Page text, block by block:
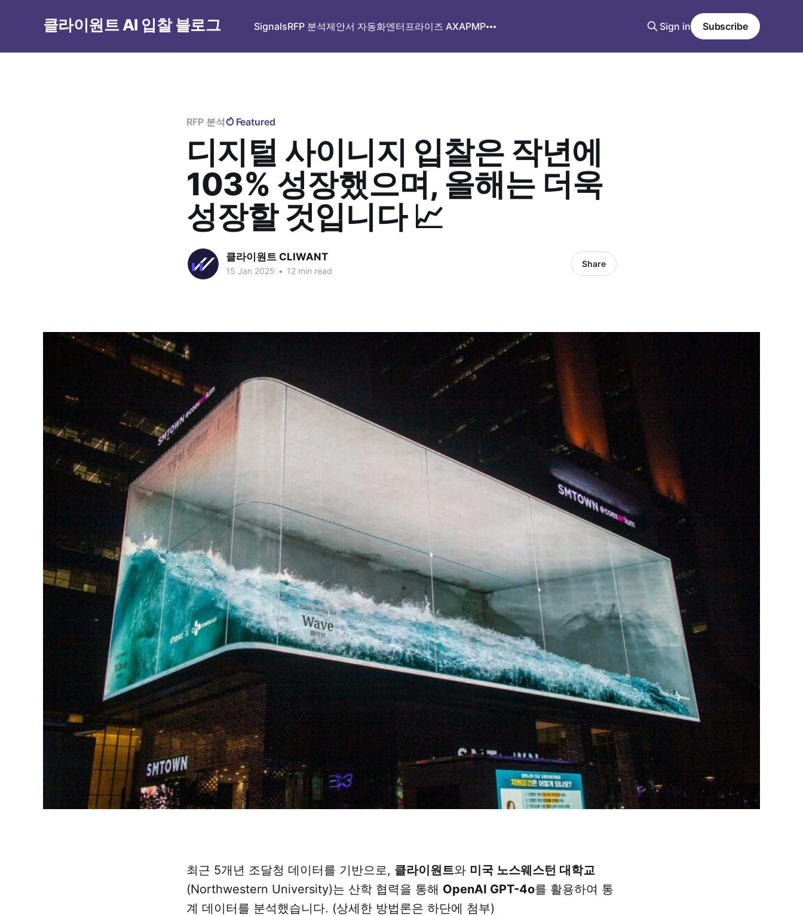
클라이원트 AI 입찰 블로그 SignalsRFP 분석제안서 자동화엔터프라이즈 AXAPMP Sign in Subscribe
RFP 분석 Featured
디지털 사이니지 입찰은 작년에
103% 성장했으며, 올해는 더욱
성장할 것입니다 📈
클라이원트 CLIWANT
15 Jan 2025 • 12 min read
Share
최근 5개년 조달청 데이터를 기반으로, 클라이원트와 미국 노스웨스턴 대학교
(Northwestern University)는 산학 협력을 통해 OpenAI GPT-4o를 활용하여 통
계 데이터를 분석했습니다. (상세한 방법론은 하단에 첨부)